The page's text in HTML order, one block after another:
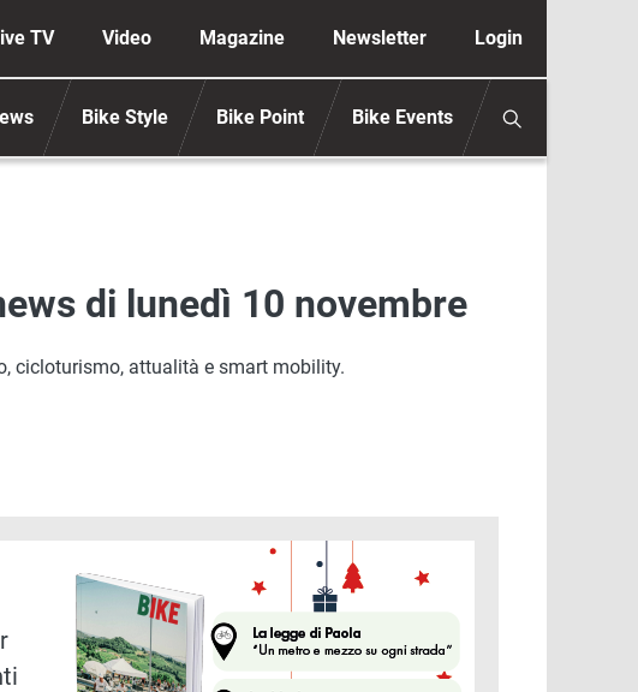
secondaria anonimo
TV Video Magazine Newsletter Login
Bike Style Bike Point Bike Events
di lunedì 10 novembre
cicloturismo, attualità e smart mobility.